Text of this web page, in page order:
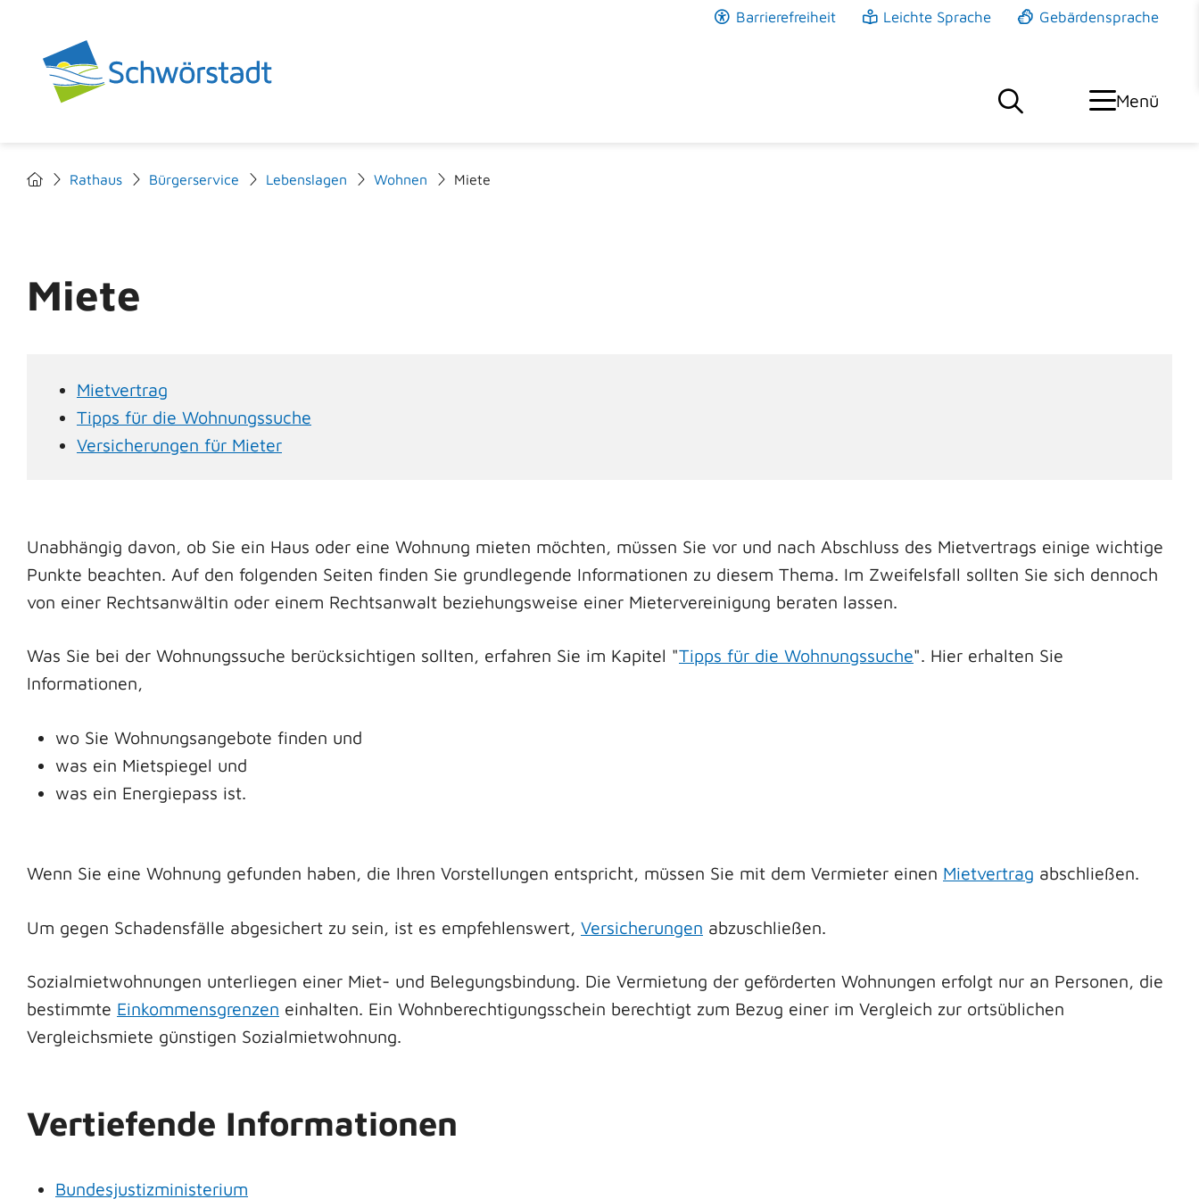
Barrierefreiheit Leichte Sprache Gebärdensprache
Menü
Rathaus Bürgerservice Lebenslagen Wohnen Miete
Miete
Mietvertrag
Tipps für die Wohnungssuche
Versicherungen für Mieter
Unabhängig davon, ob Sie ein Haus oder eine Wohnung mieten möchten, müssen Sie vor und nach Abschluss des Mietvertrags einige wichtige
Punkte beachten. Auf den folgenden Seiten finden Sie grundlegende Informationen zu diesem Thema. Im Zweifelsfall sollten Sie sich dennoch
von einer Rechtsanwältin oder einem Rechtsanwalt beziehungsweise einer Mietervereinigung beraten lassen.
Was Sie bei der Wohnungssuche berücksichtigen sollten, erfahren Sie im Kapitel "Tipps für die Wohnungssuche". Hier erhalten Sie
Informationen,
wo Sie Wohnungsangebote finden und
was ein Mietspiegel und
was ein Energiepass ist.
Wenn Sie eine Wohnung gefunden haben, die Ihren Vorstellungen entspricht, müssen Sie mit dem Vermieter einen Mietvertrag abschließen.
Um gegen Schadensfälle abgesichert zu sein, ist es empfehlenswert, Versicherungen abzuschließen.
Sozialmietwohnungen unterliegen einer Miet- und Belegungsbindung. Die Vermietung der geförderten Wohnungen erfolgt nur an Personen, die
bestimmte Einkommensgrenzen einhalten. Ein Wohnberechtigungsschein berechtigt zum Bezug einer im Vergleich zur ortsüblichen
Vergleichsmiete günstigen Sozialmietwohnung.
Vertiefende Informationen
Bundesjustizministerium